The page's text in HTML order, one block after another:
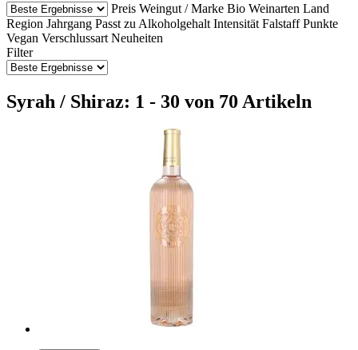
Preis Weingut / Marke Bio Weinarten Land
Region Jahrgang Passt zu Alkoholgehalt Intensität Falstaff Punkte
Vegan Verschlussart Neuheiten
Filter
Syrah / Shiraz: 1 - 30 von 70 Artikeln